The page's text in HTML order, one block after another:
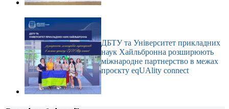
ДБТУ та Університет прикладних
наук Хайльбронна розширюють
міжнародне партнерство в межах
проєкту eqUAlity connect